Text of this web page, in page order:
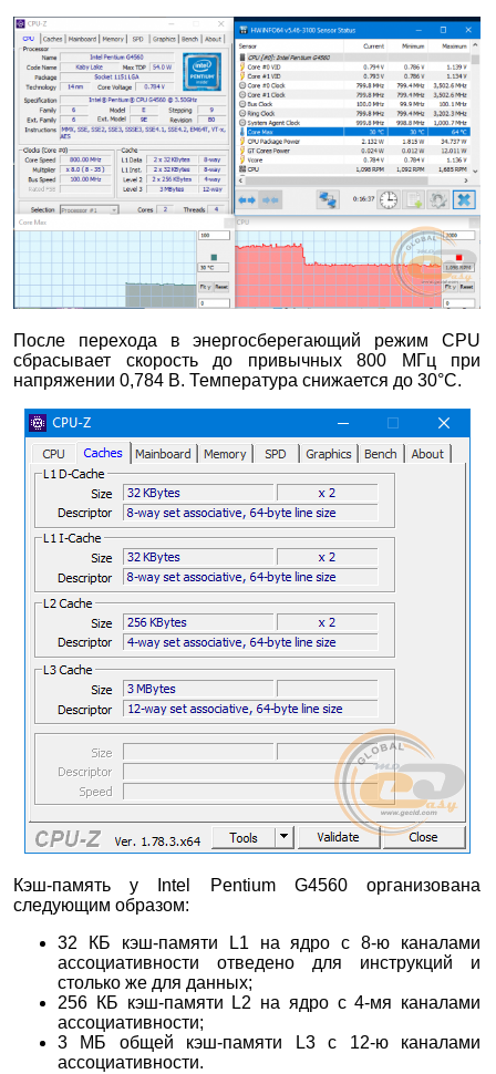
После перехода в энергосберегающий режим CPU
сбрасывает скорость до привычных 800 МГц при
напряжении 0,784 В. Температура снижается до 30°С.
Кэш-память у Intel Pentium G4560 организована
следующим образом:
32 КБ кэш-памяти L1 на ядро с 8-ю каналами
ассоциативности отведено для инструкций и
столько же для данных;
256 КБ кэш-памяти L2 на ядро с 4-мя каналами
ассоциативности;
3 МБ общей кэш-памяти L3 с 12-ю каналами
ассоциативности.